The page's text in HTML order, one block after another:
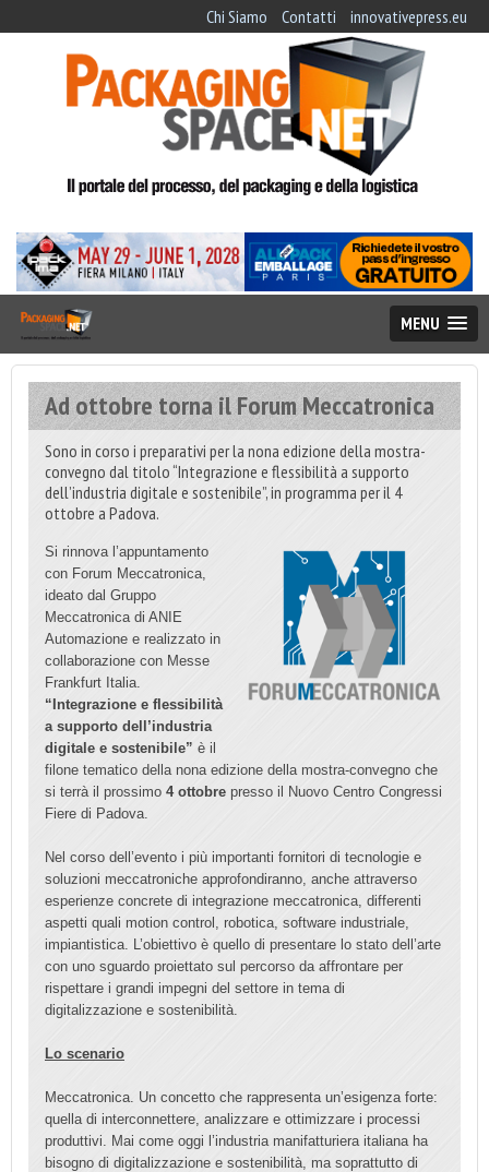
Chi Siamo Contatti innovativepress.eu
MENU
Ad ottobre torna il Forum Meccatronica
Sono in corso i preparativi per la nona edizione della mostra-
convegno dal titolo “Integrazione e flessibilità a supporto
dell’industria digitale e sostenibile”, in programma per il 4
ottobre a Padova.
Si rinnova l’appuntamento
con Forum Meccatronica,
ideato dal Gruppo
Meccatronica di ANIE
Automazione e realizzato in
collaborazione con Messe
Frankfurt Italia.
“Integrazione e flessibilità
a supporto dell’industria
digitale e sostenibile” è il
filone tematico della nona edizione della mostra-convegno che
si terrà il prossimo 4 ottobre presso il Nuovo Centro Congressi
Fiere di Padova.
Nel corso dell’evento i più importanti fornitori di tecnologie e
soluzioni meccatroniche approfondiranno, anche attraverso
esperienze concrete di integrazione meccatronica, differenti
aspetti quali motion control, robotica, software industriale,
impiantistica. L’obiettivo è quello di presentare lo stato dell’arte
con uno sguardo proiettato sul percorso da affrontare per
rispettare i grandi impegni del settore in tema di
digitalizzazione e sostenibilità.
Lo scenario
Meccatronica. Un concetto che rappresenta un’esigenza forte:
quella di interconnettere, analizzare e ottimizzare i processi
produttivi. Mai come oggi l’industria manifatturiera italiana ha
bisogno di digitalizzazione e sostenibilità, ma soprattutto di